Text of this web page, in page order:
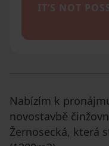
IT’S NOT
Nabízím k
novostavbě
Žernosecká, která